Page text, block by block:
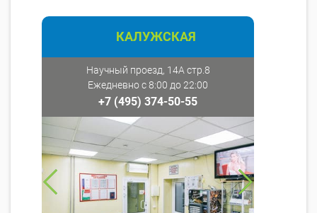
КАЛУЖСКАЯ
Научный проезд, 14А стр.8
Ежедневно с 8:00 до 22:00
+7 (495) 374-50-55